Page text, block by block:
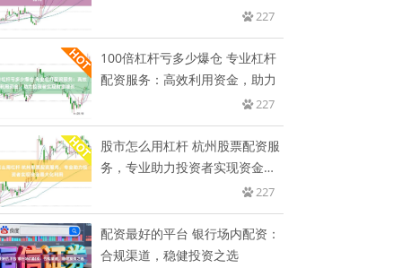
227
100倍杠杆亏多少爆仓 专业杠杆
配资服务：高效利用资金，助力
227
股市怎么用杠杆 杭州股票配资服
务，专业助力投资者实现资金最
227
配资最好的平台 银行场内配资：
合规渠道，稳健投资之选